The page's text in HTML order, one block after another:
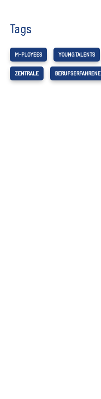
Tags
M-PLOYEES YOUNG TALENTS
ZENTRALE BERUFSERFAHRENE